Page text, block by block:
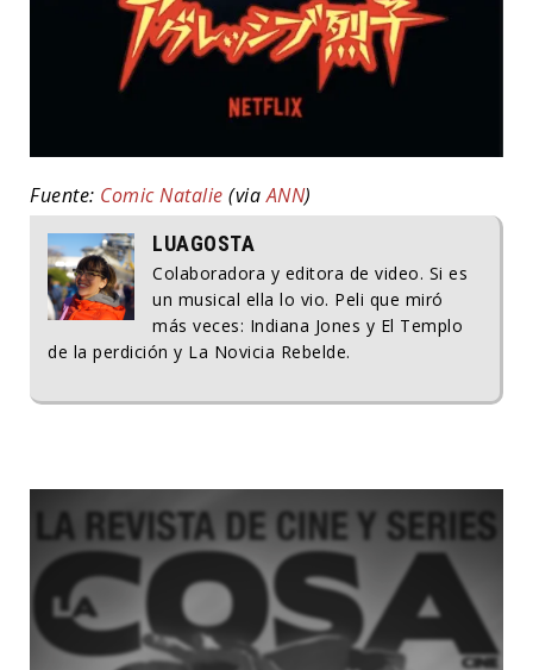
Fuente: Comic Natalie (viaANN)
LUAGOSTA
Colaboradora y editora de video. Si es
un musical ella lo vio. Peli que miró
más veces: Indiana Jones y El Templo
de la perdición y La Novicia Rebelde.